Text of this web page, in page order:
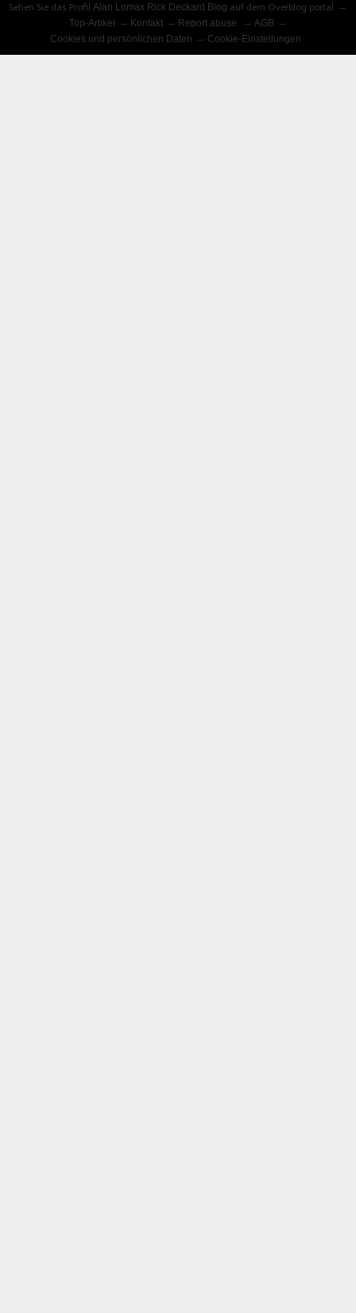
Sehen Sie das ProfilAlan Lomax Rick Deckard Blog auf dem Overblog portal
Top-Artikel
Kontakt Report abuse
AGB
Cookies und persönlichen Daten
Cookie-Einstellungen